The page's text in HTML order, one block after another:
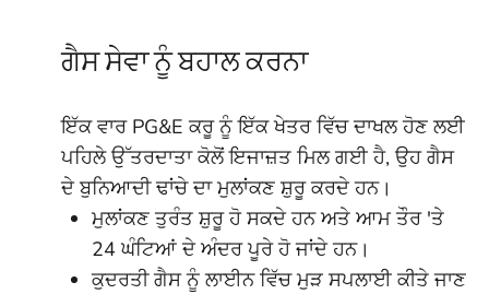
ਗੈਸ ਸੇਵਾ ਨੂੰ ਬਹਾਲ ਕਰਨਾ
ਇੱਕ ਵਾਰ PG&E ਕਰੂ ਨੂੰ ਇੱਕ ਖੇਤਰ ਵਿੱਚ ਦਾਖਲ ਹੋਣ ਲਈ
ਪਹਿਲੇ ਉੱਤਰਦਾਤਾ ਕੋਲੋਂ ਇਜਾਜ਼ਤ ਮਿਲ ਗਈ ਹੈ, ਉਹ ਗੈਸ
ਦੇ ਬੁਨਿਆਦੀ ਢਾਂਚੇ ਦਾ ਮੁਲਾਂਕਣ ਸ਼ੁਰੂ ਕਰਦੇ ਹਨ।
ਮੁਲਾਂਕਣ ਤੁਰੰਤ ਸ਼ੁਰੂ ਹੋ ਸਕਦੇ ਹਨ ਅਤੇ ਆਮ ਤੌਰ 'ਤੇ
24 ਘੰਟਿਆਂ ਦੇ ਅੰਦਰ ਪੂਰੇ ਹੋ ਜਾਂਦੇ ਹਨ।
ਕੁਦਰਤੀ ਗੈਸ ਨੂੰ ਲਾਈਨ ਵਿੱਚ ਮੁੜ ਸਪਲਾਈ ਕੀਤੇ ਜਾਣ